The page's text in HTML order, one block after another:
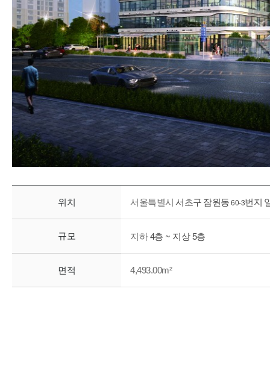
위치 서울특별시 서초구 잠원동60-3번지
규모 지하4층 ~ 지상5층
면적 4,493.00m²